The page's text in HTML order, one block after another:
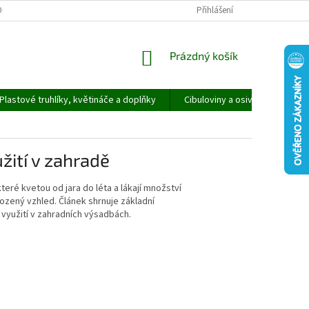
PRO UPLATNĚNÍ REKLAMACE REKLAMAČNÍ ŘÁD
Přihlášení
NÁKUPNÍ
Prázdný košík
Plastové truhlíky, květináče a doplňky Cibuloviny a osivo
v zahradě
kvetou od jara do léta a lákají množství
vzhled. Článek shrnuje základní
v zahradních výsadbách.